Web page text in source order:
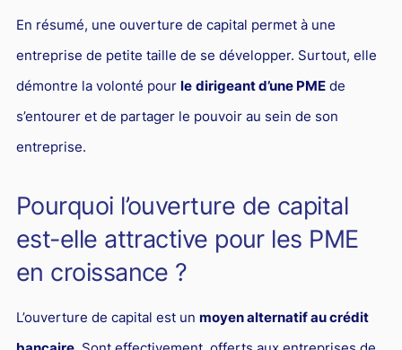
Grande entreprise
Concurrence déloyale
Transport
Restructuration d'entreprise
Droit et Fiscalité du marché de l'Art
Transmission d'entreprise et avocat
En résumé, une ouverture de capital permet à une
entreprise de petite taille de se développer. Surtout, elle
démontre la volonté pour le dirigeant d’une PMEde
s’entourer et de partager le pouvoir au sein de son
entreprise.
Pourquoi l’ouverture de capital
est-elle attractive pour les PME
en croissance ?
L’ouverture de capital est un moyen alternatif au crédit